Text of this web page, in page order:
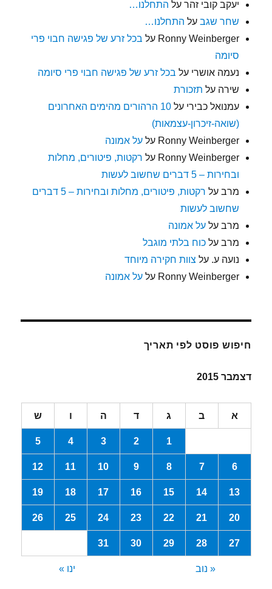
יעקב קובי זהר על התחלנו…
שחר שגב על התחלנו…
Ronny Weinberger על בכל זרע של פגישה חבוי פרי
סיומה
נעמה אושרי על בכל זרע של פגישה חבוי פרי סיומה
שירה על תזכורת
עמנואל כבירי על
10 הרהורים מהימים האחרונים
(שואה-זיכרון-עצמאות)
Ronny Weinberger עלעל אמונה
Ronny Weinberger על רקטות, פיטורים, מחלות
ובחירות – 5 דברים שחשוב לעשות
מרב על
רקטות, פיטורים, מחלות ובחירות – 5 דברים
שחשוב לעשות
מרב עלעל אמונה
מרב עלכוח בלתי מוגבל
נועה ע. על צוות חקירה מיוחד
Ronny Weinberger עלעל אמונה
חיפוש פוסט לפי תאריך
דצמבר 2015
א ב ג ד ה ו ש
1
2
3
4
5
6
7
8
9
10
11
12
13
14
15
16
17
18
19
20
21
22
23
24
25
26
27
28
29
30
31
« נוב ינו »